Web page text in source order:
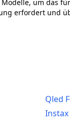
um das
erfordert und
Qled